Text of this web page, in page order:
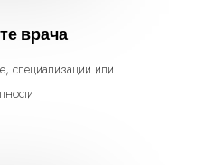
врача
специализации или